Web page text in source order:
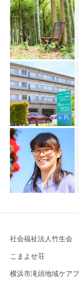
社会福祉法人竹生会
こまよせ荘
横浜市滝頭地域ケア